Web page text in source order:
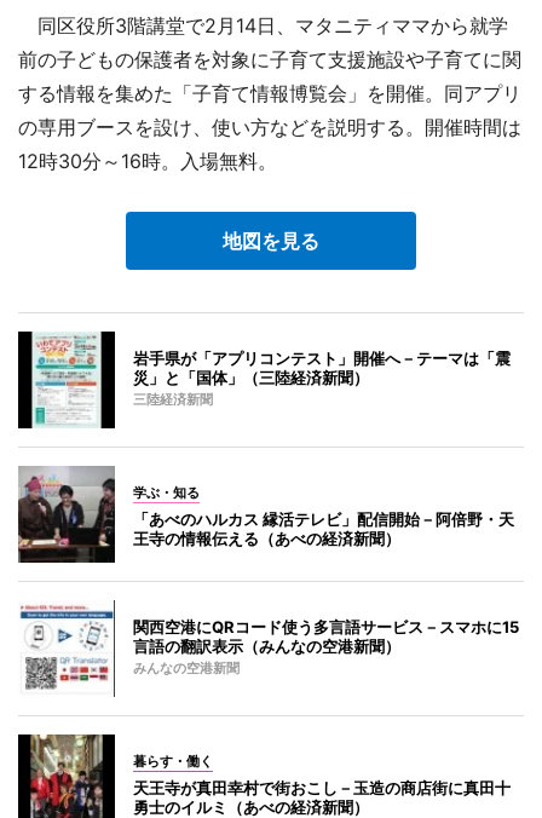
同区役所3階講堂で2月14日、マタニティママから就学
前の子どもの保護者を対象に子育て支援施設や子育てに関
する情報を集めた「子育て情報博覧会」を開催。同アプリ
の専用ブースを設け、使い方などを説明する。開催時間は
12時30分～16時。入場無料。
地図を見る
岩手県が「アプリコンテスト」開催へ－テーマは「震
災」と「国体」（三陸経済新聞）
三陸経済新聞
学ぶ・知る
「あべのハルカス 縁活テレビ」配信開始－阿倍野・天
王寺の情報伝える（あべの経済新聞）
関西空港にQRコード使う多言語サービス－スマホに15
言語の翻訳表示（みんなの空港新聞）
みんなの空港新聞
暮らす・働く
天王寺が真田幸村で街おこし－玉造の商店街に真田十
勇士のイルミ（あべの経済新聞）